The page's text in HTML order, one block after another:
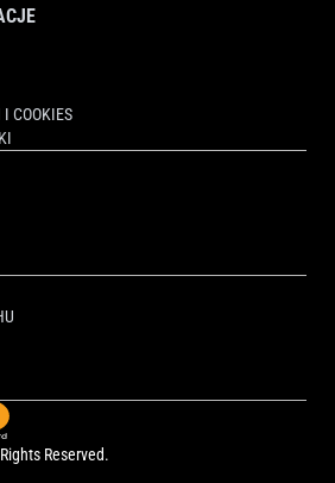
I COOKIES
Reserved.